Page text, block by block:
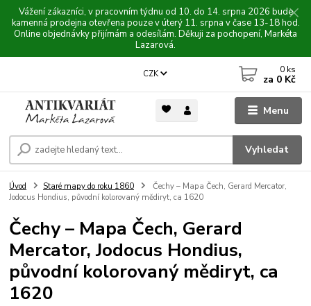
Vážení zákazníci, v pracovním týdnu od 10. do 14. srpna 2026 bude
kamenná prodejna otevřena pouze v úterý 11. srpna v čase 13-18 hod.
Online objednávky přijímám a odesílám. Děkuji za pochopení, Markéta
Lazarová.
Menu
CZK
Vyhledat
0 ks
za 0 Kč
Úvod Staré mapy do roku 1860
Čechy – Mapa Čech, Gerard Mercator,
Jodocus Hondius, původní kolorovaný mědiryt, ca 1620
Čechy – Mapa Čech, Gerard
Mercator, Jodocus Hondius,
původní kolorovaný mědiryt, ca
1620